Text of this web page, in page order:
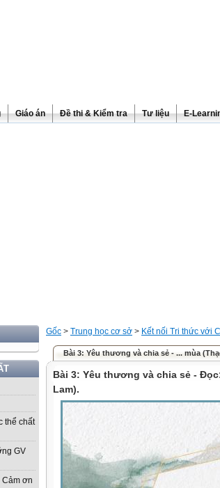
Giáo án Đề thi & Kiểm tra Tư liệu E-
thể chất
GV
Cảm ơn
Gốc > Trung học cơ sở > Kết nối Tri thức với
Bài 3: Yêu thương và chia sẻ - ... mùa
Bài 3: Yêu thương và chia sẻ -
Lam).